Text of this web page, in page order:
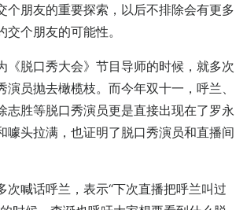
个朋友的重要探索，以后不排除会有更多
个朋友的可能性。
《脱口秀大会》节目导师的时候，就多次
演员抛去橄榄枝。而今年双十一，呼兰、
志胜等脱口秀演员更是直接出现在了罗永
噱头拉满，也证明了脱口秀演员和直播间
次喊话呼兰，表示“下次直播把呼兰叫过